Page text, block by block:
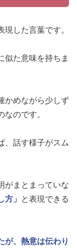
した言葉です。
似た意味を持ちま
かめながら少しず
のです。
、話す様子がスム
がまとまっていな
方」
と表現できる
が、熱意は伝わり